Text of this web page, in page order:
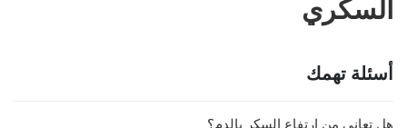
السكري
أسئلة تهمك